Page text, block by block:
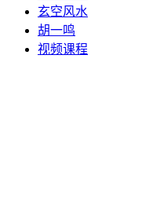
玄空风水
胡一鸣
视频课程